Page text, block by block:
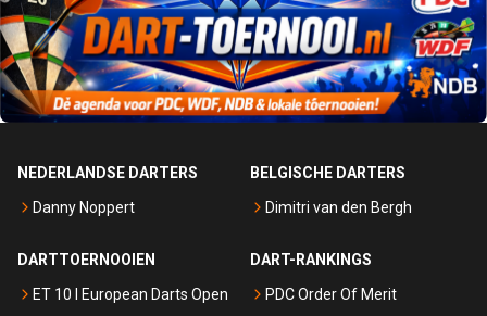
NEDERLANDSE DARTERS
Danny Noppert
BELGISCHE DARTERS
Dimitri van den Bergh
DARTTOERNOOIEN
ET 10 I European Darts Open
DART-RANKINGS
PDC Order Of Merit